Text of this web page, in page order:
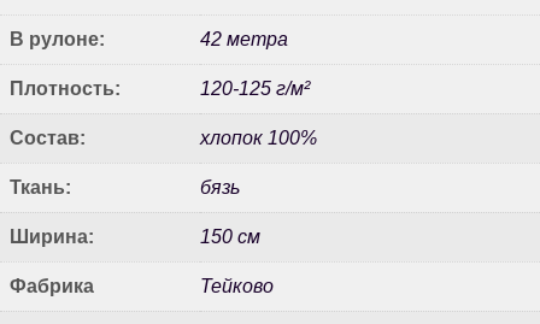
В рулоне: 42 метра
Плотность: 120-125 г/м²
Состав: хлопок 100%
Ткань: бязь
Ширина: 150 см
Фабрика Тейково